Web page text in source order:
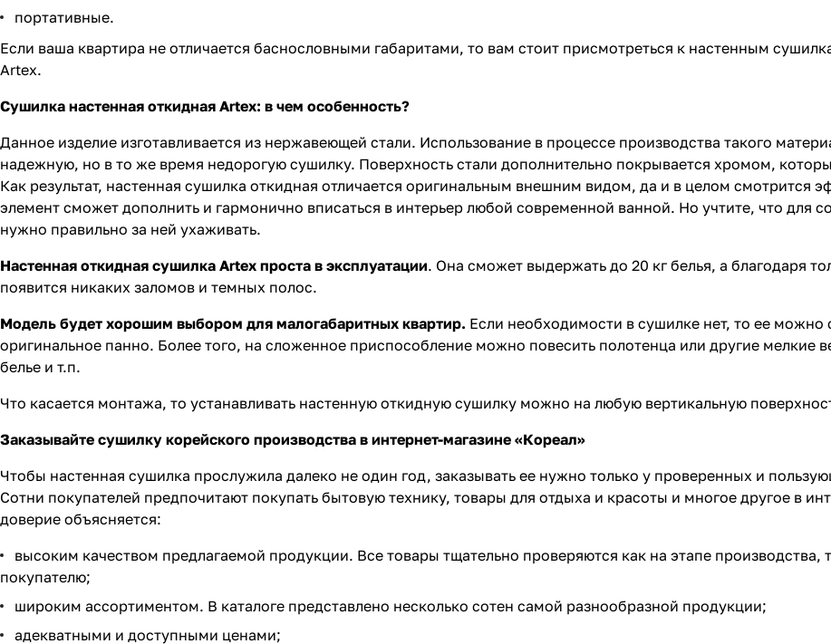
портативные.
Если ваша квартира не отличается баснословными габаритами, то вам стоит присмотреться к настенным
Artex.
Сушилка настенная откидная Artex: в чем особенность?
Данное изделие изготавливается из нержавеющей стали. Использование в процессе производства такого
надежную, но в то же время недорогую сушилку. Поверхность стали дополнительно покрывается хромом,
Как результат, настенная сушилка откидная отличается оригинальным внешним видом, да и в целом смотрится
элемент сможет дополнить и гармонично вписаться в интерьер любой современной ванной. Но учтите, что для
нужно правильно за ней ухаживать.
Настенная откидная сушилка Artex проста в эксплуатации. Она сможет выдержать до 20 кг белья, а благодаря
появится никаких заломов и темных полос.
Модель будет хорошим выбором для малогабаритных квартир. Если необходимости в сушилке нет, то ее можно
оригинальное панно. Более того, на сложенное приспособление можно повесить полотенца или другие
белье и т.п.
Что касается монтажа, то устанавливать настенную откидную сушилку можно на любую вертикальную
Заказывайте сушилку корейского производства в интернет-магазине «Кореал»
Чтобы настенная сушилка прослужила далеко не один год, заказывать ее нужно только у проверенных и
Сотни покупателей предпочитают покупать бытовую технику, товары для отдыха и красоты и многое другое в
доверие объясняется:
высоким качеством предлагаемой продукции. Все товары тщательно проверяются как на этапе производства,
покупателю;
широким ассортиментом. В каталоге представлено несколько сотен самой разнообразной продукции;
адекватными и доступными ценами;